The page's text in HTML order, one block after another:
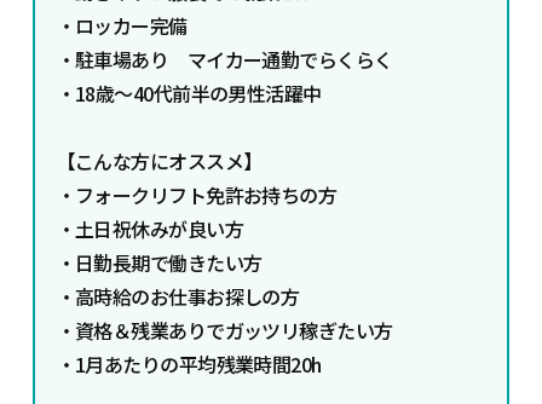
・ロッカー完備
・駐車場あり マイカー通勤でらくらく
・18歳～40代前半の男性活躍中
【こんな方にオススメ】
・フォークリフト免許お持ちの方
・土日祝休みが良い方
・日勤長期で働きたい方
・高時給のお仕事お探しの方
・資格＆残業ありでガッツリ稼ぎたい方
・1月あたりの平均残業時間20h